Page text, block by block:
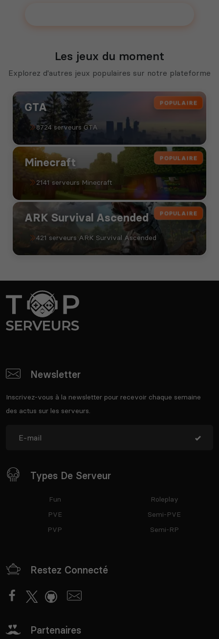
Les jeux du moment
Explorez d'autres jeux populaires sur notre plateforme
POPULAIRE
GTA
8724 serveurs GTA
POPULAIRE
Minecraft
2141 serveurs Minecraft
POPULAIRE
ARK Survival Ascended
421 serveurs ARK Survival Ascended
Newsletter
Inscrivez-vous à la newsletter pour recevoir chaque semaine
des actus sur les serveurs.
Types De Serveur
Fun
PVE
PVP
Roleplay
Semi-PVE
Semi-RP
Restez Connecté
Partenaires